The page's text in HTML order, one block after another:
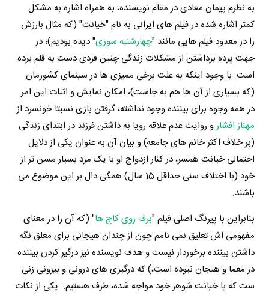
به نظرم پیمان معادی در مقام نویسنده، به همراه اشاره به مشکل
کمتر اشاره شده در فیلم های ایرانی به نام "خیانت" (که مثال بارزش
را در معدود فیلم هایی مانند "چهارشنبه سوری" دیده بودیم)، در
جهت پرده برداشتن از مشکلات زندگی چنین فردی دست به قلم برده
است. با وجود اینکه به علت برخی ممیزی ها در سینمای کشورمان
(که بسیاری از آن ها هم به جاست)، امکان نمایش و اثبات این امر
در همه وجوه برای بیننده وجود نداشته، گرفتن بازی نسبتا خونسرد از
مهناز افشارو روایت عدم علاقه رویا به داشتن فرزند در ابتدای زندگی
(بر خلاف اکثر خانم های جامعه) و بیان آن به عنوان یکی از دلایل
احتمالی خیانت همسر، در کنار ازدواج او با یک مرد بسیار مسن تر از
خود (با اختلاف سنی حداقل 15 سال) همگی دال بر این موضوع می
باشند.
بنابراین با پیرنگ اصلی فیلم "برف روی کاج ها" (که آن را در معنای
مفهومی اش تعلیق نمی نامم چون از چندان هیجانی برای معلق نگه
داشتن بیننده برخوردار نیست و هدف نویسنده نیز درگیر کردن بیننده
در معما و هیجان نبوده است،) که درگیری های درونی و بیرونی زنی
ست که با خیانت شوهر خود مواجه شده، طرف هستیم. یکی از نکات